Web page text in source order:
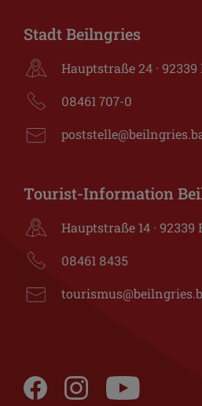
Stadt Beilngries
Hauptstraße 24 ·
08461 707-0
Tourist-Information
Hauptstraße 14 ·
08461 8435